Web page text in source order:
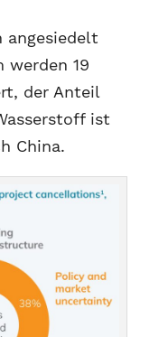
angesiedelt
werden 19
der Anteil
ist
China.